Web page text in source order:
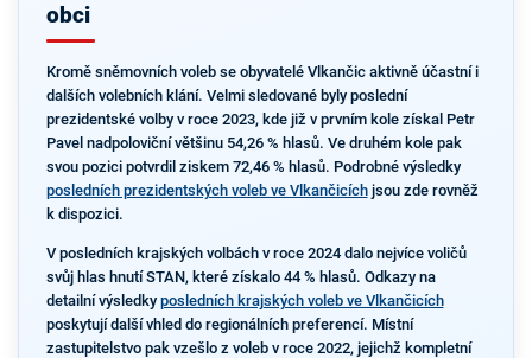
obci
Kromě sněmovních voleb se obyvatelé Vlkančic aktivně účastní i
dalších volebních klání. Velmi sledované byly poslední
prezidentské volby v roce 2023, kde již v prvním kole získal Petr
Pavel nadpoloviční většinu 54,26 % hlasů. Ve druhém kole pak
svou pozici potvrdil ziskem 72,46 % hlasů. Podrobné výsledky
posledních prezidentských voleb ve Vlkančicíchjsou zde rovněž
k dispozici.
V posledních krajských volbách v roce 2024 dalo nejvíce voličů
svůj hlas hnutí STAN, které získalo 44 % hlasů. Odkazy na
detailní výsledky posledních krajských voleb ve Vlkančicích
poskytují další vhled do regionálních preferencí. Místní
zastupitelstvo pak vzešlo z voleb v roce 2022, jejichž kompletní